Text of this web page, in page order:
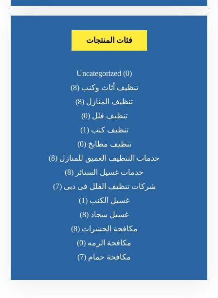
فئات المنتجات
Uncategorized (0)
تنظيف أثاث وكنب (8)
تنظيف المنازل (8)
تنظيف فلل (0)
تنظيف كنب (1)
تنظيف مطابخ (0)
خدمات التنظيف العميق للمنازل (8)
خدمات غسيل الستائر (8)
شركات تنظيف الفلل فى دبى (7)
غسيل الكنب (1)
غسيل سجاد (8)
مكافحة الحشرات (8)
مكافحة الرمه (0)
مكافحة حمام (7)